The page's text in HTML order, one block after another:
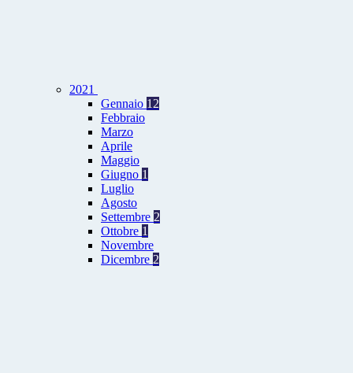
2021
Gennaio 12
Febbraio
Marzo
Aprile
Maggio
Giugno 1
Luglio
Agosto
Settembre 2
Ottobre 1
Novembre
Dicembre 2